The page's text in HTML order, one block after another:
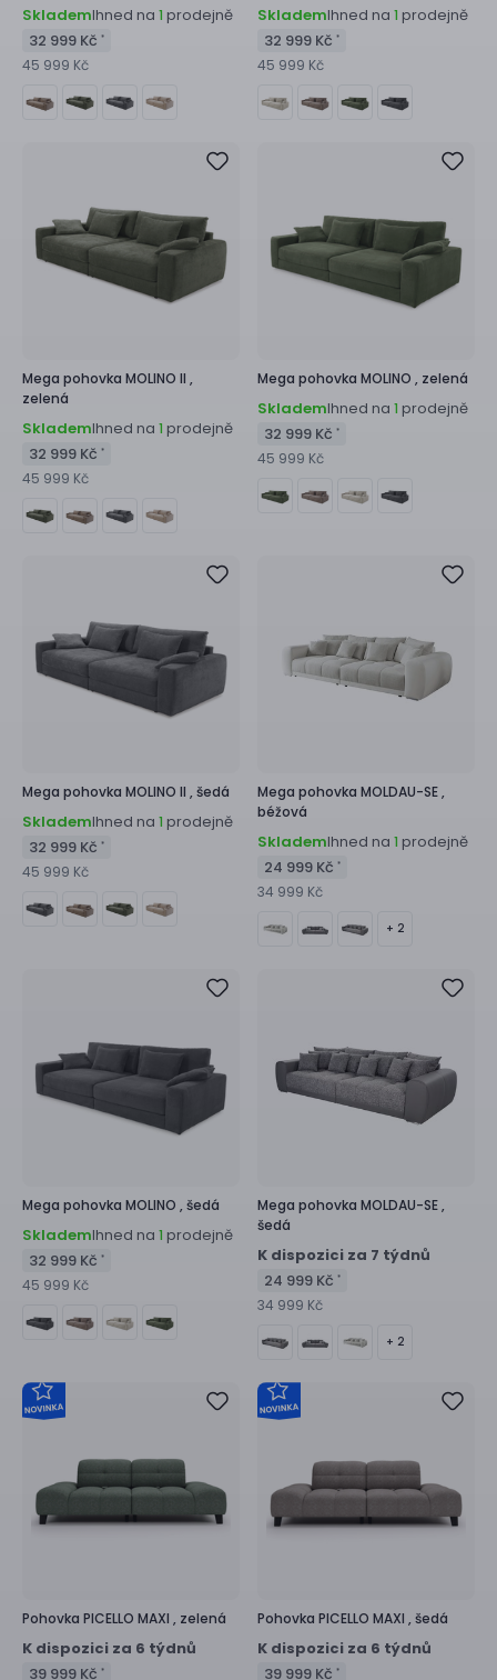
SklademIhned na 1 prodejně
32 999 Kč *
45 999 Kč
SklademIhned na 1 prodejně
32 999 Kč *
45 999 Kč
Mega pohovka MOLINO II ,
zelená
SklademIhned na 1 prodejně
32 999 Kč *
45 999 Kč
Mega pohovka MOLINO , zelená
SklademIhned na 1 prodejně
32 999 Kč *
45 999 Kč
Mega pohovka MOLINO II ,šedá
SklademIhned na 1 prodejně
32 999 Kč *
45 999 Kč
Mega pohovka MOLDAU-SE ,
béžová
SklademIhned na 1 prodejně
24 999 Kč *
34 999 Kč
+ 2
Mega pohovka MOLINO ,šedá
SklademIhned na 1 prodejně
32 999 Kč *
45 999 Kč
Mega pohovka MOLDAU-SE ,
šedá
K dispozici za 7 týdnů
24 999 Kč *
34 999 Kč
+ 2
Pohovka PICELLO MAXI , zelená
K dispozici za 6 týdnů
39 999 Kč *
Pohovka PICELLO MAXI , šedá
K dispozici za 6 týdnů
39 999 Kč *